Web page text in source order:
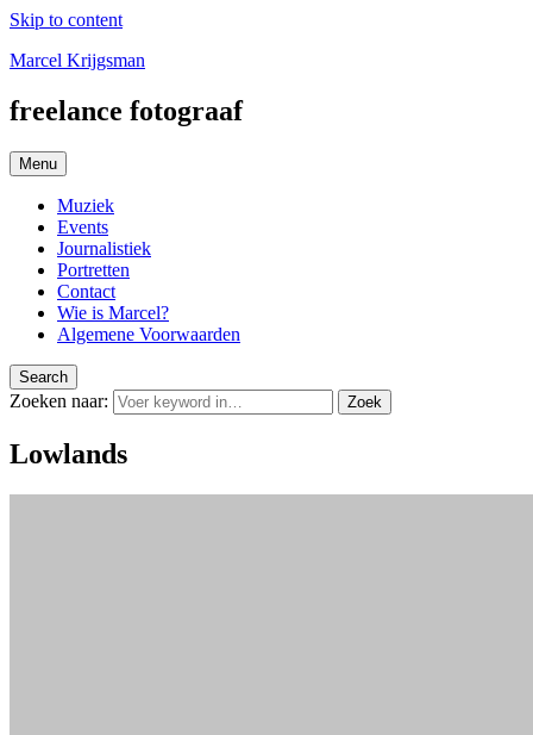
Skip to content
Marcel Krijgsman
freelance fotograaf
Menu
Muziek
Events
Journalistiek
Portretten
Contact
Wie is Marcel?
Algemene Voorwaarden
Search
Zoeken naar: Zoek
Lowlands